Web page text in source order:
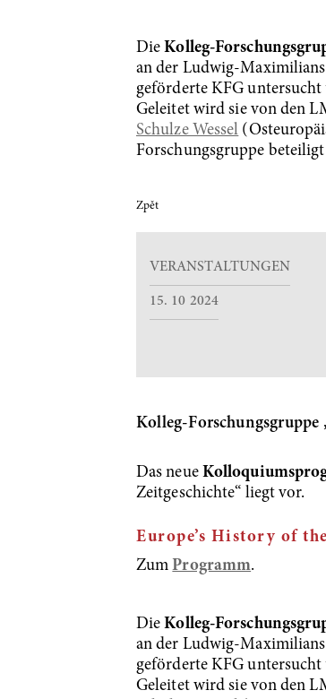
DieKolleg-
an der Ludwig-
geförderte KFG
Geleitet wird sie von den
Schulze Wessel
Forschungsgruppe
Zpět
VERANSTALTUNGEN
15. 10 2024
Kolleg-Forschungsgruppe
Das neue
Zeitgeschichte“ liegt vor.
Europe’s History of
ZumProgramm.
DieKolleg-
an der Ludwig-
geförderte KFG
Geleitet wird sie von den